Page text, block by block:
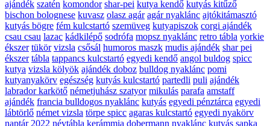
ajándék szatén komondor shar-pei kutya kendő kutyás kitűző
bischon bolognese kuvasz olasz agár agár nyaklánc ajtókitámasztó
kutyás bögre fém kulcstartó szemüveg kutyapiszok corgi ajándék
csau csau lazac kádkilépő sodrófa mopsz nyaklánc retro tábla yorkie
ékszer tükör vizsla csősál humoros maszk mudis ajándék shar pei
ékszer tábla tappancs kulcstartó egyedi kendő angol buldog spicc
kutya vizsla kölyök ajándék doboz bulldog nyaklánc pomi
kutyanyakörv egészség kutyás kulcstartó partedli puli ajándék
labrador karkötő németjuhász szatyor mikulás parafa amstaff
ajándék francia bulldogos nyaklánc kutyás egyedi pénztárca egyedi
lábtörlő német vizsla törpe spicc agaras kulcstartó egyedi nyakörv
naptár 2022 névtábla kerámmia dobermann nyaklánc kutyás sapka